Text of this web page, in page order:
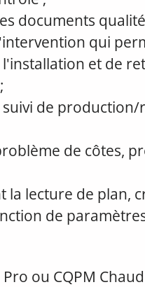
documents
qui
et de
de
de côtes,
lecture de plan,
de
ou CQPM